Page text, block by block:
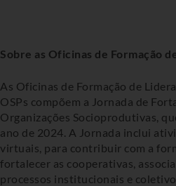
Sobre as Oficinas de Formação
As Oficinas de Formação de
OSPs compõem a Jornada de
Organizações Socioprodutivas,
ano de 2024. A Jornada inclui
virtuais, para contribuir com a
fortalecer as cooperativas,
processos institucionais e